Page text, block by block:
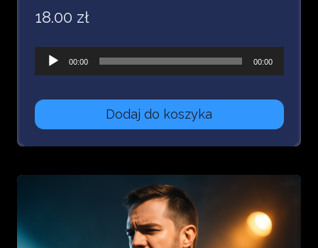
18.00 zł
Odtwarzacz
plików
dźwiękowych
00:00 00:00
Dodaj do koszyka